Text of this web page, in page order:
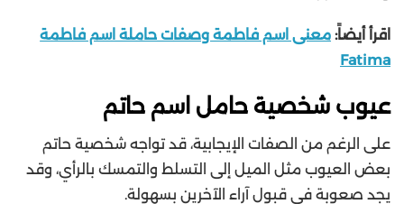
اقرأ أيضاً: معنى اسم فاطمة وصفات حاملة اسم فاطمة
Fatima
عيوب شخصية حامل اسم حاتم
على الرغم من الصفات الإيجابية، قد تواجه شخصية حاتم
بعض العيوب مثل الميل إلى التسلط والتمسك بالرأي، وقد
يجد صعوبة في قبول آراء الآخرين بسهولة.